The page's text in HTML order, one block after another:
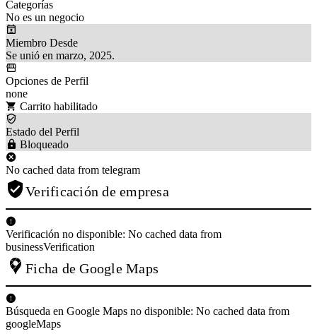
Categorías
No es un negocio
Miembro Desde
Se unió en marzo, 2025.
Opciones de Perfil
none
Carrito habilitado
Estado del Perfil
Bloqueado
No cached data from telegram
Verificación de empresa
Verificación no disponible: No cached data from
businessVerification
Ficha de Google Maps
Búsqueda en Google Maps no disponible: No cached data from
googleMaps